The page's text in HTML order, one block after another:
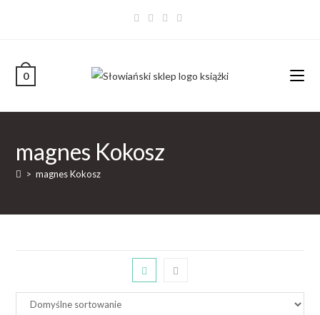
0
magnes Kokosz
> magnes Kokosz